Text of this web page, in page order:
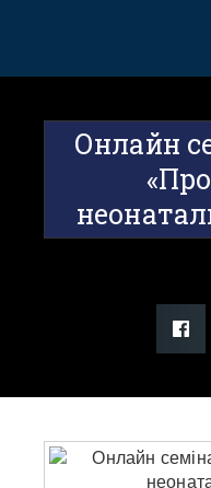
Онлайн